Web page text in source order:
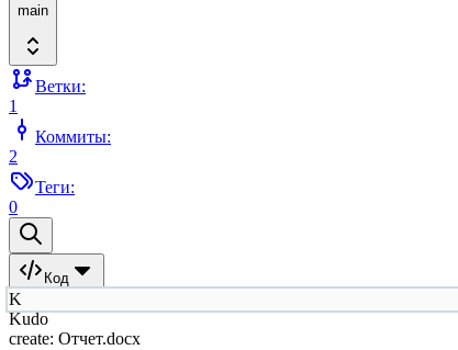
main
Ветки:
1
Коммиты:
2
Теги:
0
Код
K
Kudo
create: Отчет.docx